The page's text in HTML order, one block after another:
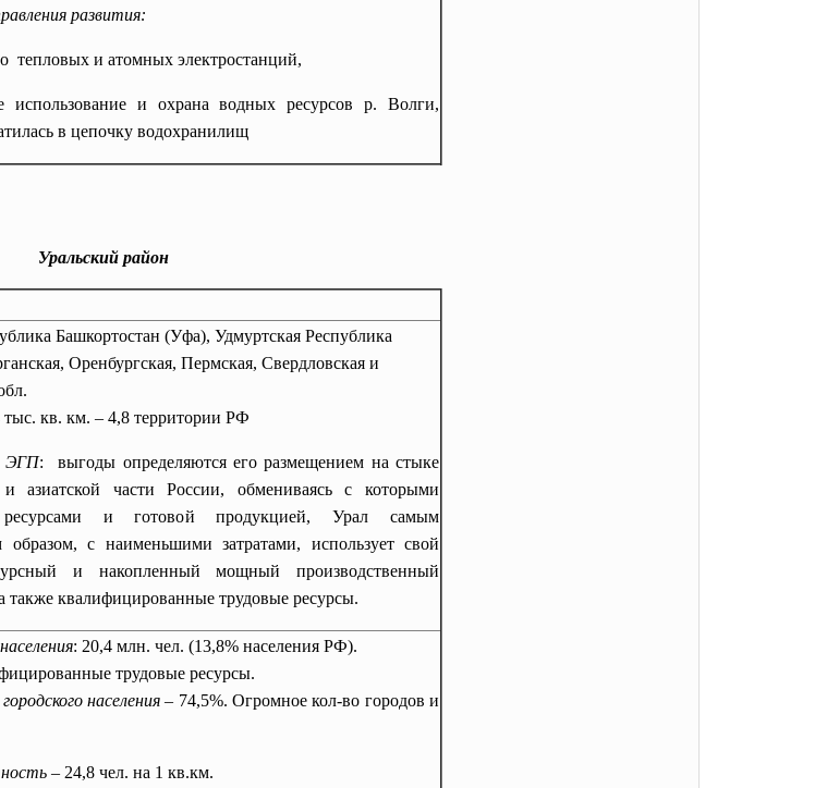
развития:
тепловых и атомных электростанций,
использование и охрана водных ресурсов р. Волги,
в цепочку водохранилищ
Уральский район
Башкортостан (Уфа), Удмуртская Республика
Оренбургская, Пермская, Свердловская и
тыс. кв. км. – 4,8 территории РФ
ЭГП: выгоды определяются его размещением на стыке
и азиатской части России, обмениваясь с которыми
и готовой продукцией, Урал самым
образом, с наименьшими затратами, использует свой
и накопленный мощный производственный
также квалифицированные трудовые ресурсы.
: 20,4 млн. чел. (13,8% населения РФ).
трудовые ресурсы.
населения – 74,5%. Огромное кол-во городов и
– 24,8 чел. на 1 кв.км.